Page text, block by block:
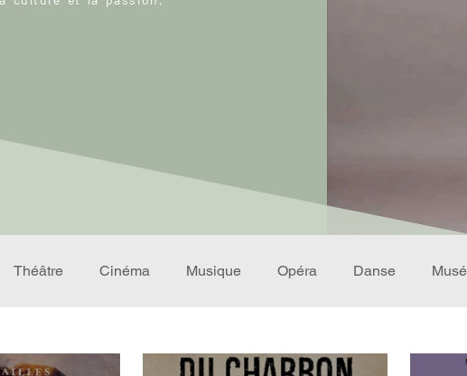
Théâtre Cinéma Musique Opéra Danse